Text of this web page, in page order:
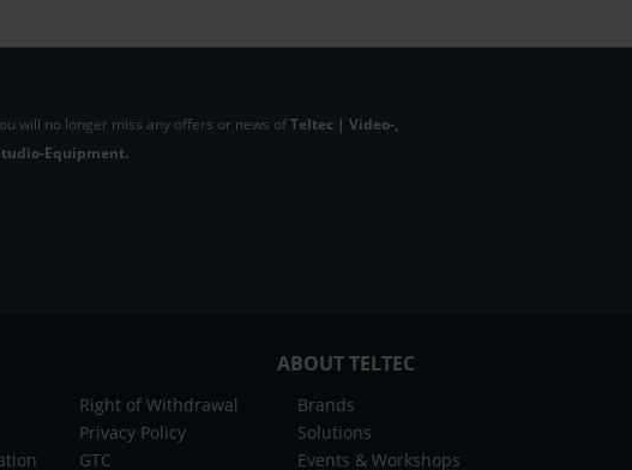
will no longer miss any offers or news ofTeltec | Video-,
Equipment.
Right of Withdrawal
Privacy Policy
GTC
ABOUT TELTEC
Brands
Solutions
Events & Workshops